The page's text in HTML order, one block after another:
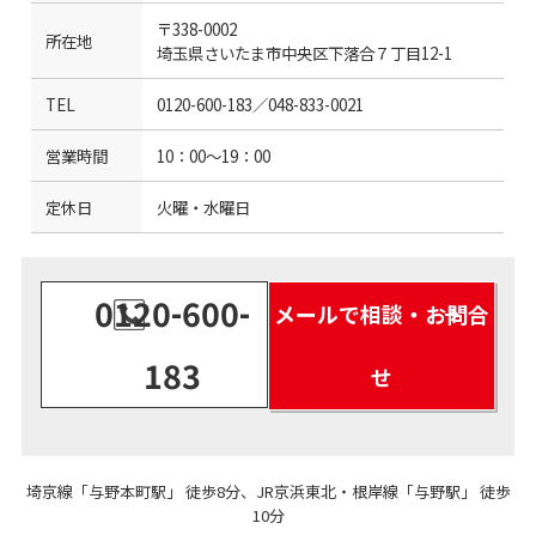
所在地
〒338-0002
埼玉県さいたま市中央区下落合７丁目12-1
TEL 0120-600-183／048-833-0021
営業時間 10：00～19：00
定休日 火曜・水曜日
0120-600-
183
メールで相談・お問合
せ
埼京線「与野本町駅」 徒歩8分、JR京浜東北・根岸線「与野駅」 徒歩
10分